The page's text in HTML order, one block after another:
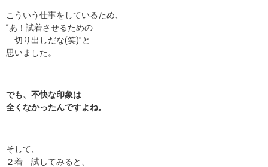
こういう仕事をしているため、
”あ！試着させるための
切り出しだな(笑)”と
思いました。
でも、不快な印象は
全くなかったんですよね。
そして、
２着 試してみると、